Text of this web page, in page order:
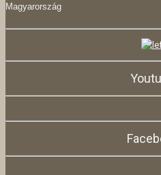
Magyarország